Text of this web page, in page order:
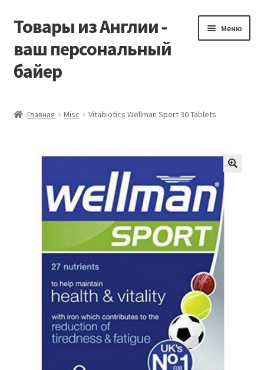
Перейти
навигации
Перейти
содержимому
Товары из Англии -
ваш персональный
байер
Меню
Заказать Vitabiotics
Контакты
Корзина
Мой аккаунт
Оформление заказа
Партнерам
Главная Misc Vitabiotics Wellman Sport 30 Tablets